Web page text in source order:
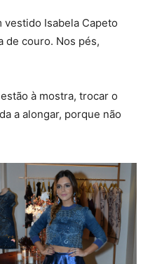
vestido Isabela Capeto
de couro. Nos pés,
à mostra, trocar o
a alongar, porque não